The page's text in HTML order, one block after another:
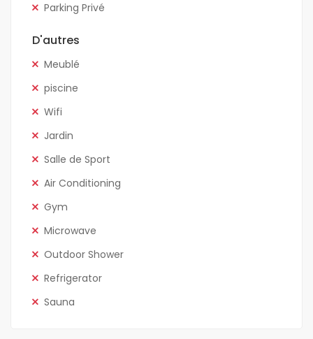
Parking Privé
D'autres
Meublé
piscine
Wifi
Jardin
Salle de Sport
Air Conditioning
Gym
Microwave
Outdoor Shower
Refrigerator
Sauna